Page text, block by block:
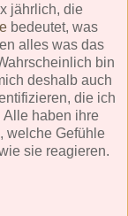
jährlich, die
bedeutet, was
alles was das
bin
deshalb auch
die ich
Alle haben ihre
welche Gefühle
sie reagieren.